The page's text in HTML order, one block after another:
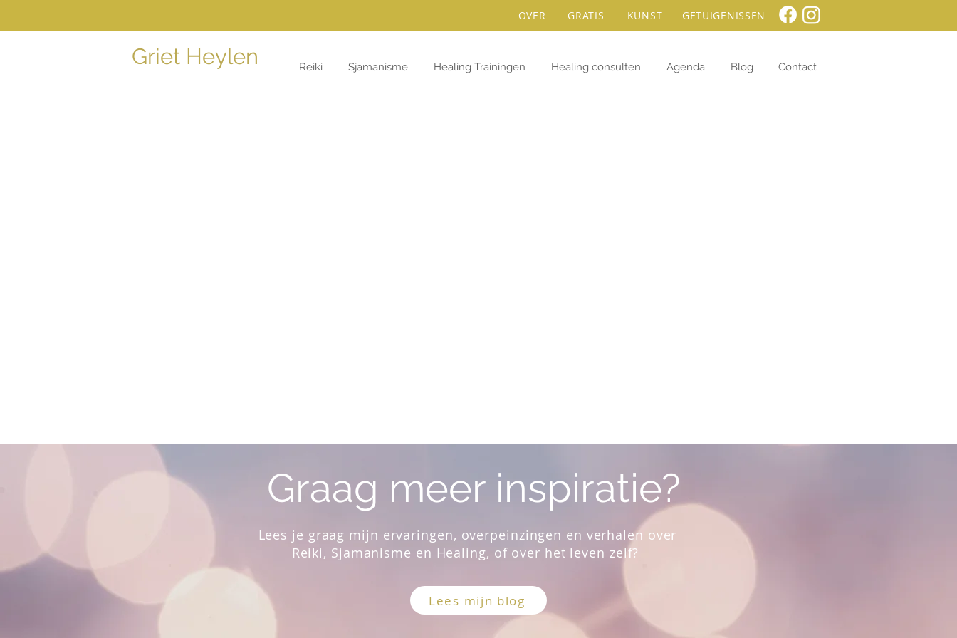
OVER GRATIS KUNST GETUIGENISSEN
Griet Heylen Reiki Sjamanisme Healing Trainingen Healing consulten Agenda Blog Contact
Lees je graag mijn ervaringen, overpeinzingen en verhalen over
Reiki, Sjamanisme en Healing, of over het leven zelf?
Lees mijn blog
Graag meer inspiratie?